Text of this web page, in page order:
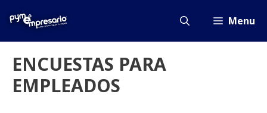
Menu
ENCUESTAS PARA
EMPLEADOS